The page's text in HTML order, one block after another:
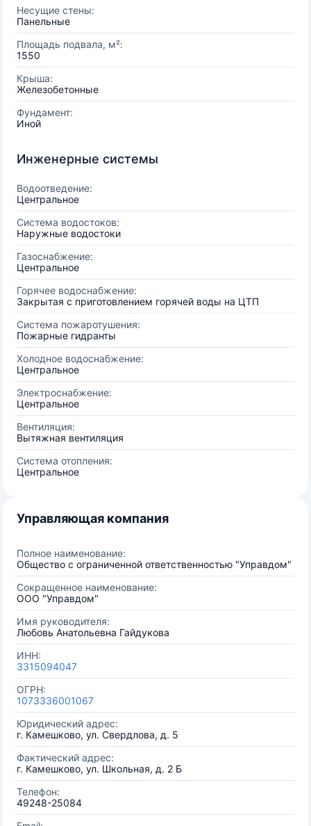
Несущие стены:
Панельные
Площадь подвала, м²:
1550
Крыша:
Железобетонные
Фундамент:
Иной
Инженерные системы
Водоотведение:
Центральное
Система водостоков:
Наружные водостоки
Газоснабжение:
Центральное
Горячее водоснабжение:
Закрытая с приготовлением горячей воды на ЦТП
Система пожаротушения:
Пожарные гидранты
Холодное водоснабжение:
Центральное
Электроснабжение:
Центральное
Вентиляция:
Вытяжная вентиляция
Система отопления:
Центральное
Управляющая компания
Полное наименование:
Общество с ограниченной ответственностью "Управдом"
Сокращенное наименование:
ООО "Управдом"
Имя руководителя:
Любовь Анатольевна Гайдукова
ИНН:
3315094047
ОГРН:
1073336001067
Юридический адрес:
г. Камешково, ул. Свердлова, д. 5
Фактический адрес:
г. Камешково, ул. Школьная, д. 2 Б
Телефон:
49248-25084